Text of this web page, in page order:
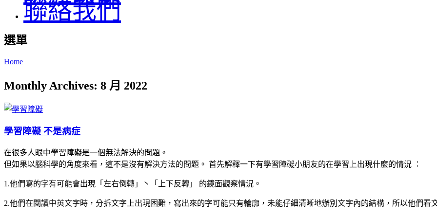
聯絡我們
選單
Home
Monthly Archives: 8 月 2022
學習障礙 不是病症
在很多人眼中學習障礙是一個無法解決的問題。
但如果以腦科學的角度來看，這不是沒有解決方法的問題。 首先解釋一下有學習障礙小朋友的在學習上出現什麼的情況 ：
1.他們寫的字有可能會出現「左右倒轉」丶「上下反轉」 的鏡面觀察情況。
2.他們在閱讀中英文字時，分拆文字上出現困難，寫出來的字可能只有輪廓，未能仔細清晰地辦別文字內的結構，所以他們看